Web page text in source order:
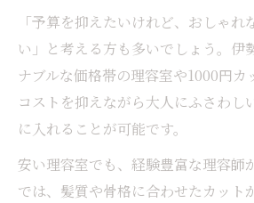
「予算を抑えたいけれど、おしゃれ
い」と考える方も多いでしょう。伊
ナブルな価格帯の理容室や1000円カ
コストを抑えながら大人にふさわし
に入れることが可能です。
安い理容室でも、経験豊富な理容師
では、髪質や骨格に合わせたカット